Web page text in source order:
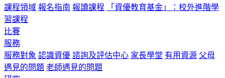
課程領域 報名指南 報讀課程
「資優教育基金」：校外進階學
習課程
比賽
服務
服務對象 認識資優 諮詢及評估中心 家長學堂 有用資源 父母
遇見的問題 老師遇見的問題